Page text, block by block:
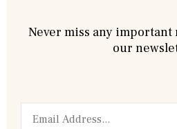
Never miss any important
our